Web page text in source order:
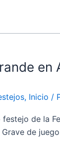
en
, Inicio /
festejo de
de